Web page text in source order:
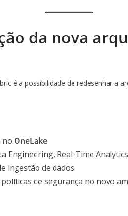
da nova
é a possibilidade de redesenhar a
no OneLake
Engineering, Real-Time
ingestão de dados
de segurança no novo